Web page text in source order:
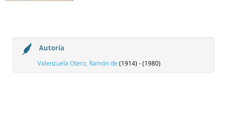
Autoría
Valenzuela Otero, Ramón de (1914) - (1980)